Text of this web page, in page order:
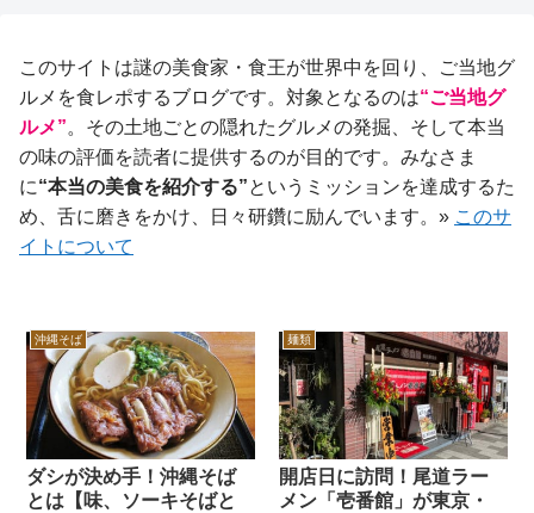
このサイトは謎の美食家・食王が世界中を回り、ご当地グ
ルメを食レポするブログです。対象となるのは“ご当地グ
ルメ”。その土地ごとの隠れたグルメの発掘、そして本当
の味の評価を読者に提供するのが目的です。みなさま
に“本当の美食を紹介する”というミッションを達成するた
め、舌に磨きをかけ、日々研鑽に励んでいます。» このサ
イトについて
沖縄そば
ダシが決め手！沖縄そば
とは【味、ソーキそばと
麺類
開店日に訪問！尾道ラー
メン「壱番館」が東京・